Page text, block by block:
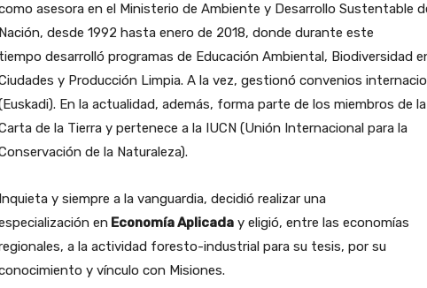
asesora en el Ministerio de Ambiente y Desarrollo Sustentable
Nación, desde 1992 hasta enero de 2018, donde durante este
tiempo desarrolló programas de Educación Ambiental, Biodiversidad
y Producción Limpia. A la vez, gestionó convenios
En la actualidad, además, forma parte de los miembros de la
de la Tierra y pertenece a la IUCN (Unión Internacional para la
de la Naturaleza).
Inquieta y siempre a la vanguardia, decidió realizar una
enEconomía Aplicaday eligió, entre las economías
a la actividad foresto-industrial para su tesis, por su
y vínculo con Misiones.